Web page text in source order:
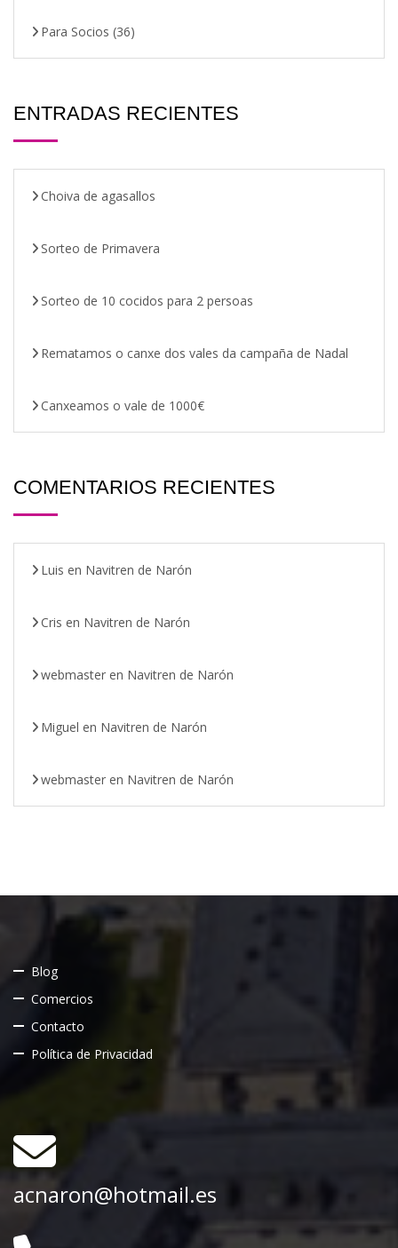
Para Socios (36)
ENTRADAS RECIENTES
Choiva de agasallos
Sorteo de Primavera
Sorteo de 10 cocidos para 2 persoas
Rematamos o canxe dos vales da campaña de Nadal
Canxeamos o vale de 1000€
COMENTARIOS RECIENTES
Luis en Navitren de Narón
Cris en Navitren de Narón
webmaster en Navitren de Narón
Miguel en Navitren de Narón
webmaster en Navitren de Narón
Blog
Comercios
Contacto
Política de Privacidad
acnaron@hotmail.es